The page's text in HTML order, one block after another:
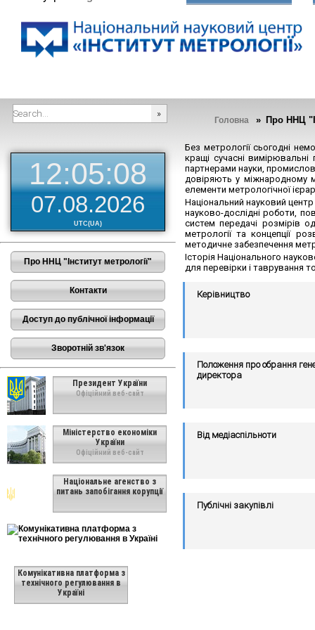
Головна » Про ННЦ
12:05:09
07.08.2026
UTC(UA)
Про ННЦ "Інститут метрології"
Контакти
Доступ до публічної інформації
Зворотній зв'язок
Президент України
Офіційний веб-сайт
Міністерство економіки
України
Офіційний веб-сайт
Національне агенство з
питань запобігання корупції
Комунікативна платформа з
технічного регулювання в
Україні
Без метрології сьогодні
кращі сучасні
партнерами науки,
довіряють у міжнародному
елементи метрологічної
Національний науковий
науково-дослідні роботи,
систем передачі розмірів
метрології та концепції
методичне забезпечення
Історія Національного
для перевірки і таврування
Керівництво
Положення про обрання
директора
Від медіаспільноти
Публічні закупівлі